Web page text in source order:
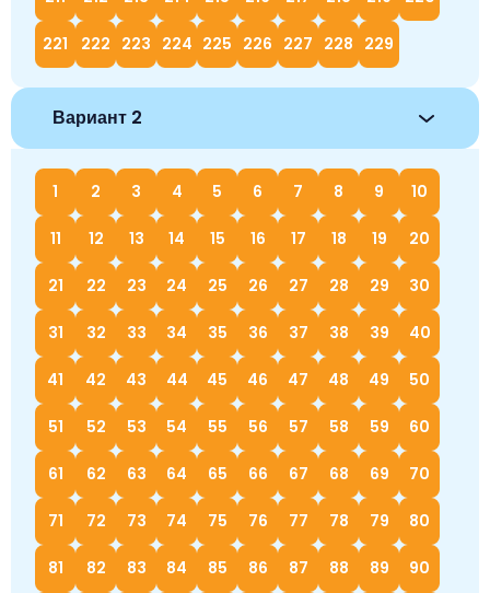
221 222 223 224 225 226 227 228 229
Вариант 2
1 2 3 4 5 6 7 8 9 10
11 12 13 14 15 16 17 18 19 20
21 22 23 24 25 26 27 28 29 30
31 32 33 34 35 36 37 38 39 40
41 42 43 44 45 46 47 48 49 50
51 52 53 54 55 56 57 58 59 60
61 62 63 64 65 66 67 68 69 70
71 72 73 74 75 76 77 78 79 80
81 82 83 84 85 86 87 88 89 90